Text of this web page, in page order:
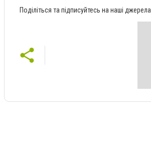
Поділіться та підписуйтесь на наші джерела